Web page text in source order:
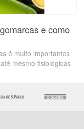
e como
é muito importantes
mesmo fisiológicas